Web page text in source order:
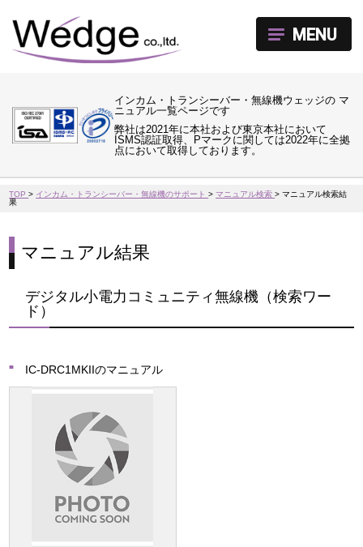
インカム・トランシーバー・無線機ウェッジの マ
ニュアル一覧ページです
弊社は2021年に本社および東京本社において
ISMS認証取得、Pマークに関しては2022年に全拠
点において取得しております。
MENU
TOP> インカム・トランシーバー・無線機のサポート>マニュアル検索>マニュアル検索結
果
マニュアル結果
デジタル小電力コミュニティ無線機（検索ワー
ド）
IC-DRC1MKIIのマニュアル